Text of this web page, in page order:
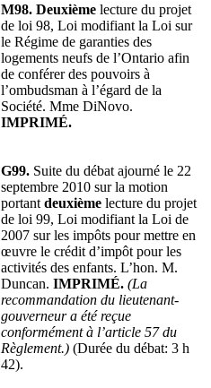
M98. Deuxième lecture du projet
de loi 98, Loi modifiant la Loi sur
le Régime de garanties des
logements neufs de l’Ontario afin
de conférer des pouvoirs à
l’ombudsman à l’égard de la
Société. Mme DiNovo.
IMPRIMÉ.
G99. Suite du débat ajourné le 22
septembre 2010 sur la motion
portant deuxième lecture du projet
de loi 99, Loi modifiant la Loi de
2007 sur les impôts pour mettre en
œuvre le crédit d’impôt pour les
activités des enfants. L’hon. M.
Duncan. IMPRIMÉ. (La
recommandation du lieutenant-
gouverneur a été reçue
conformément à l’article 57 du
Règlement.) (Durée du débat: 3 h
42).